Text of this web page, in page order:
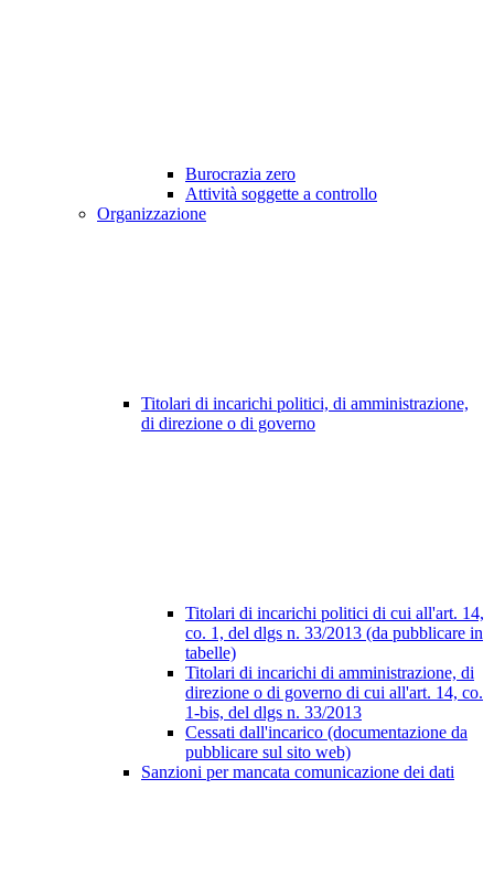
Burocrazia zero
Attività soggette a controllo
Organizzazione
Titolari di incarichi politici, di amministrazione,
di direzione o di governo
Titolari di incarichi politici di cui all'art. 14,
co. 1, del dlgs n. 33/2013 (da pubblicare in
tabelle)
Titolari di incarichi di amministrazione, di
direzione o di governo di cui all'art. 14, co.
1-bis, del dlgs n. 33/2013
Cessati dall'incarico (documentazione da
pubblicare sul sito web)
Sanzioni per mancata comunicazione dei dati